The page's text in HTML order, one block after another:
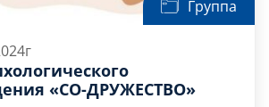
Группа
«СО-ДРУЖЕСТВО»